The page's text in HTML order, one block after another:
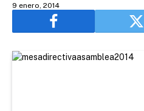
9 enero, 2014